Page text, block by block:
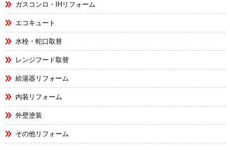
ガスコンロ・IHリフォーム
エコキュート
水栓・蛇口取替
レンジフード取替
給湯器リフォーム
内装リフォーム
外壁塗装
その他リフォーム